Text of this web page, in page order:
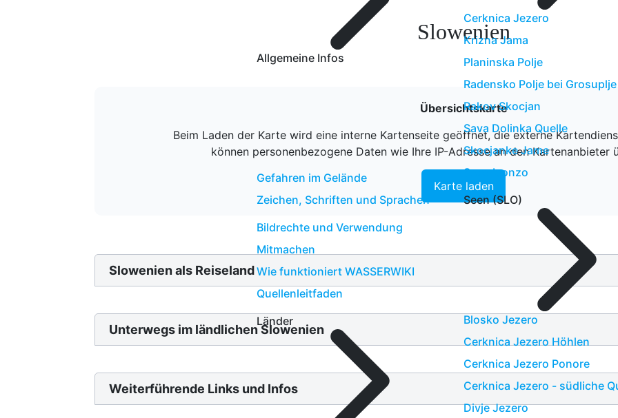
Allgemeine Infos
Gefahren im Gelände
Zeichen, Schriften und Sprachen
Bildrechte und Verwendung
Mitmachen
Wie funktioniert WASSERWIKI
Quellenleitfaden
Länder
Cerknica Jezero
Krizna Jama
Planinska Polje
Radensko Polje bei Grosuplje
Rakov Skocjan
Sava Dolinka Quelle
Skocjanke Jame
Soca Isonzo
Seen (SLO)
Blosko Jezero
Cerknica Jezero Höhlen
Cerknica Jezero Ponore
Cerknica Jezero - südliche
Divje Jezero
Slowenien
Übersichtskarte
Beim Laden der Karte wird eine interne Kartenseite geöffnet, die externe
können personenbezogene Daten wie Ihre IP-Adresse an den Kartenanbieter
Karte laden
Slowenien als Reiseland
Unterwegs im ländlichen Slowenien
Weiterführende Links und Infos